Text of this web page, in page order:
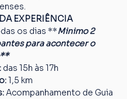
EXPERIÊNCIA
os dias **Minimo 2
para acontecer o
das 15h às 17h
1,5 km
Acompanhamento de Guia